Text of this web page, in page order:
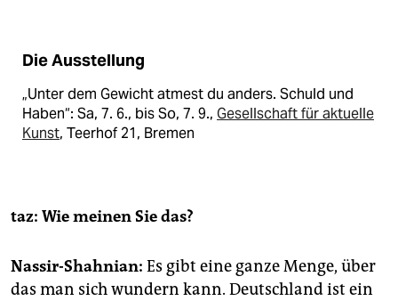
Die Ausstellung
„Unter dem Gewicht atmest du anders. Schuld und
Haben“: Sa, 7. 6., bis So, 7. 9., Gesellschaft für aktuelle
Kunst, Teerhof 21, Bremen
taz: Wie meinen Sie das?
Nassir-Shahnian: Es gibt eine ganze Menge, über
das man sich wundern kann. Deutschland ist ein